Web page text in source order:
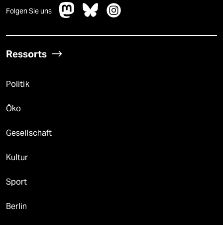
Folgen Sie uns
Ressorts
Politik
Öko
Gesellschaft
Kultur
Sport
Berlin